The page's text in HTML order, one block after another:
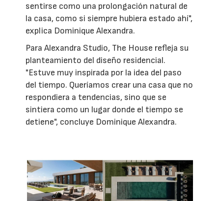
sentirse como una prolongación natural de
la casa, como si siempre hubiera estado ahí",
explica Dominique Alexandra.
Para Alexandra Studio, The House refleja su
planteamiento del diseño residencial.
"Estuve muy inspirada por la idea del paso
del tiempo. Queríamos crear una casa que no
respondiera a tendencias, sino que se
sintiera como un lugar donde el tiempo se
detiene", concluye Dominique Alexandra.